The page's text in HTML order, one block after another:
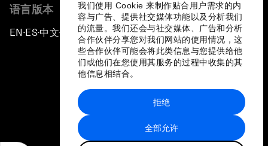
我们使用 Cookie 来制作贴合用户需求的内
容与广告、提供社交媒体功能以及分析我们
的流量。我们还会与社交媒体、广告和分析
合作伙伴分享您对我们网站的使用情况，这
些合作伙伴可能会将此类信息与您提供给他
们或他们在您使用其服务的过程中收集的其
他信息相结合。
全部允许
拒绝
语言版本
EN ▪ES▪中文▪ 日本語
站点地图